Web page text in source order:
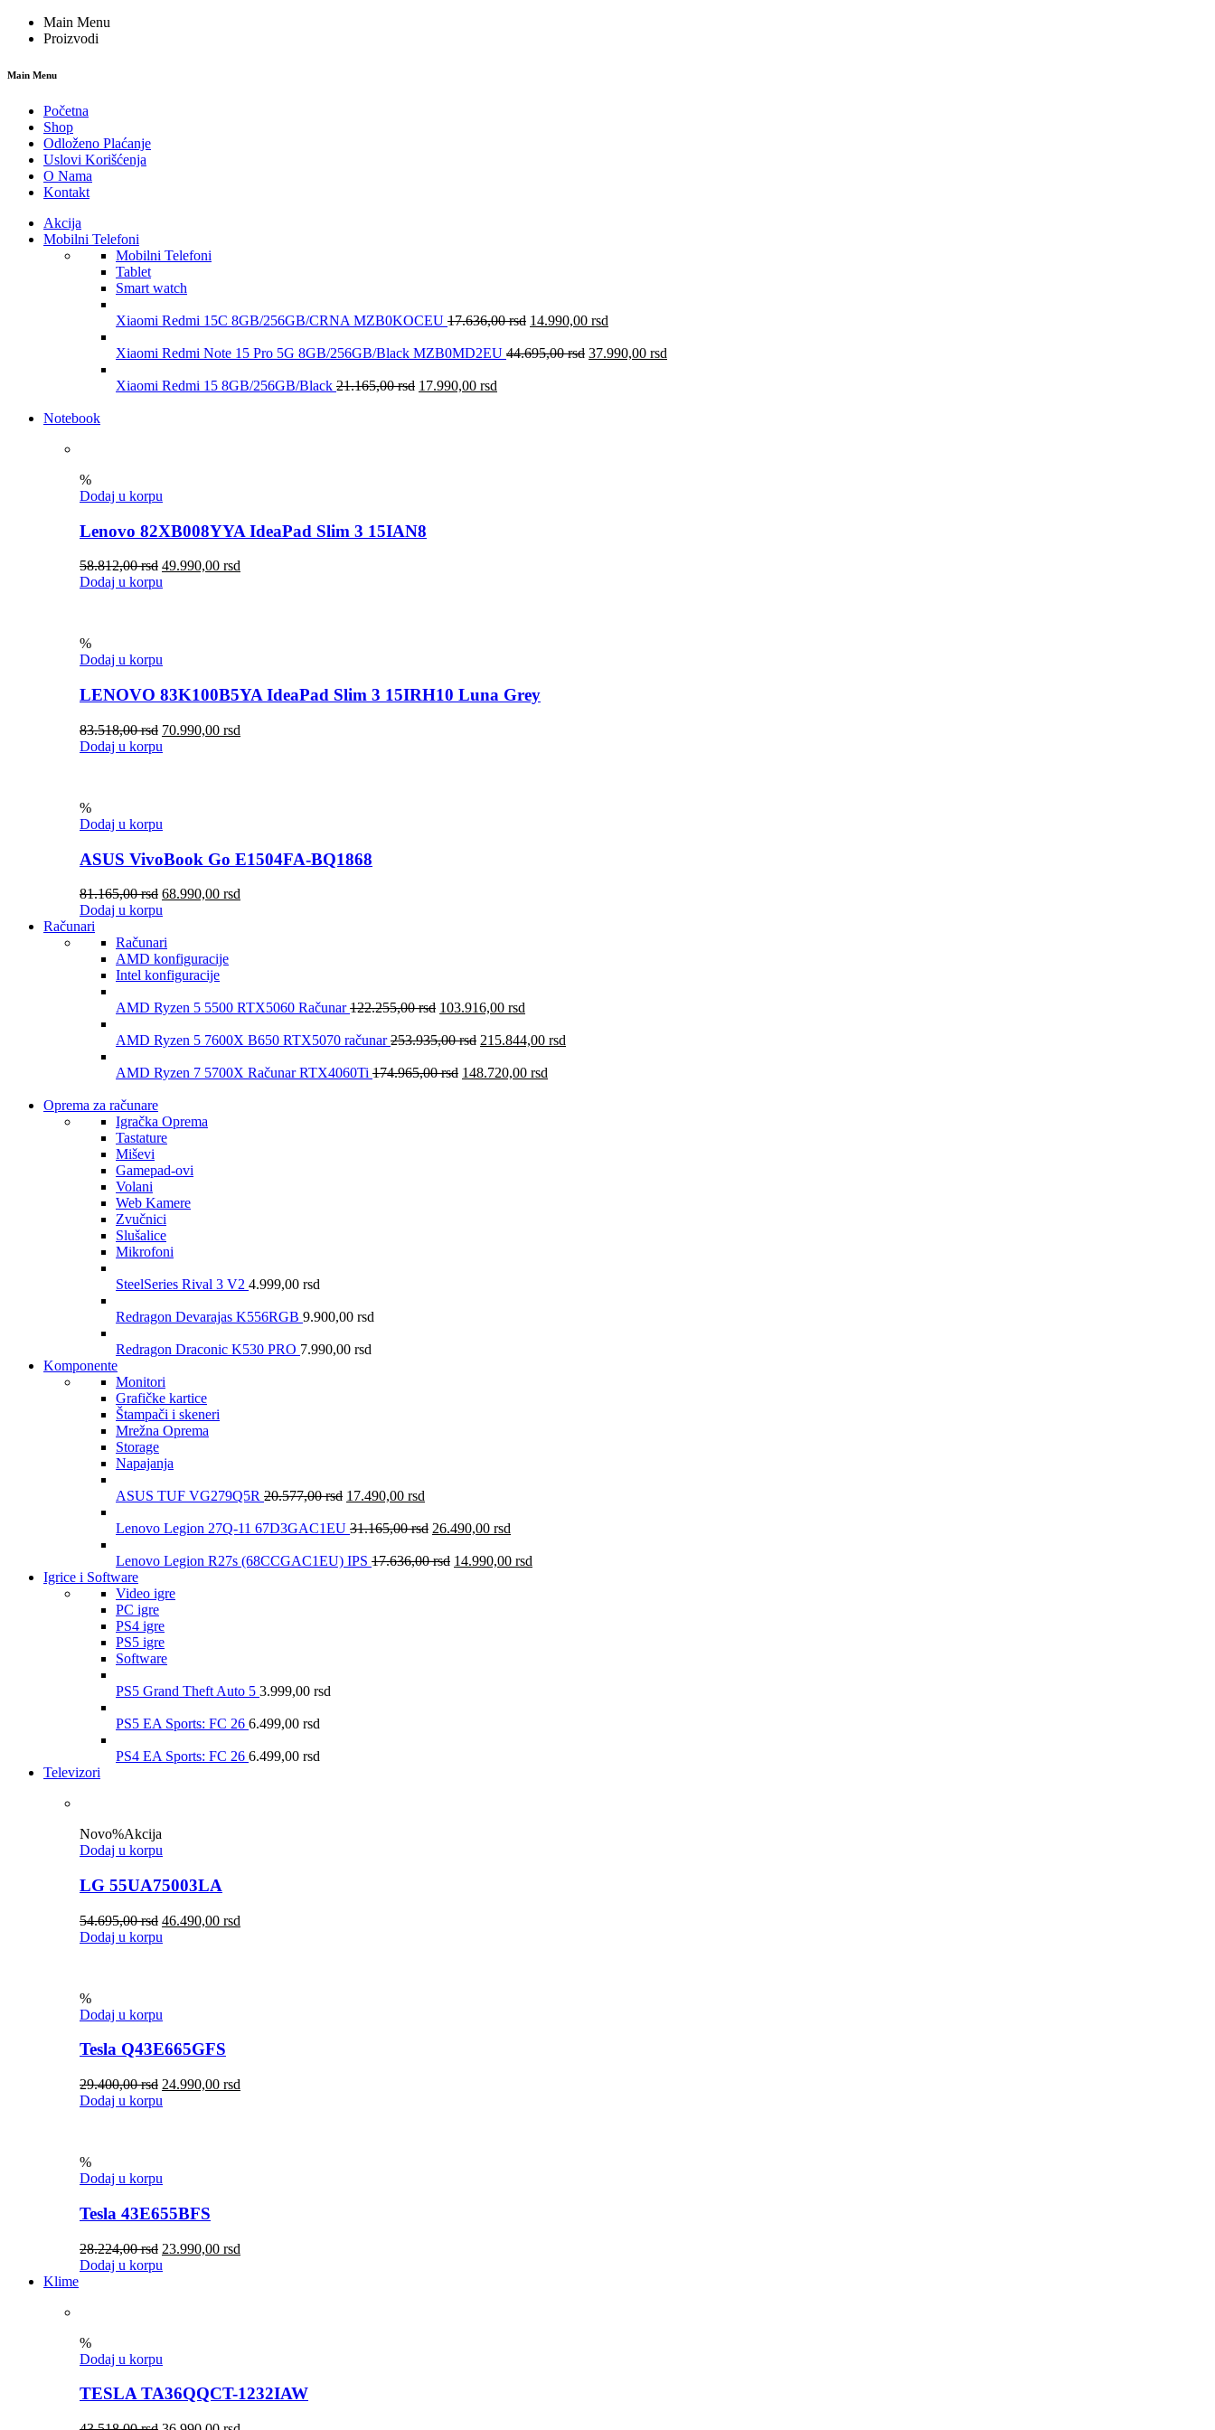
Main Menu
Proizvodi
Main Menu
Početna
Shop
Odloženo Plaćanje
Uslovi Korišćenja
O Nama
Kontakt
Akcija
Mobilni Telefoni
Mobilni Telefoni
Tablet
Smart watch
Xiaomi Redmi 15C 8GB/256GB/CRNA MZB0KOCEU 17.636,00rsd 14.990,00 rsd
Xiaomi Redmi Note 15 Pro 5G 8GB/256GB/Black MZB0MD2EU 44.695,00rsd 37.990,00 rsd
Xiaomi Redmi 15 8GB/256GB/Black 21.165,00rsd 17.990,00 rsd
Notebook
%
Dodaj u korpu
Lenovo 82XB008YYA IdeaPad Slim 3 15IAN8
58.812,00rsd 49.990,00 rsd
Dodaj u korpu
%
Dodaj u korpu
LENOVO 83K100B5YA IdeaPad Slim 3 15IRH10 Luna Grey
83.518,00rsd 70.990,00 rsd
Dodaj u korpu
%
Dodaj u korpu
ASUS VivoBook Go E1504FA-BQ1868
81.165,00rsd 68.990,00 rsd
Dodaj u korpu
Računari
Računari
AMD konfiguracije
Intel konfiguracije
AMD Ryzen 5 5500 RTX5060 Računar122.255,00rsd 103.916,00 rsd
AMD Ryzen 5 7600X B650 RTX5070 računar253.935,00rsd 215.844,00 rsd
AMD Ryzen 7 5700X Računar RTX4060Ti 174.965,00rsd 148.720,00 rsd
Oprema za računare
Igračka Oprema
Tastature
Miševi
Gamepad-ovi
Volani
Web Kamere
Zvučnici
Slušalice
Mikrofoni
SteelSeries Rival 3 V2 4.999,00 rsd
Redragon Devarajas K556RGB 9.900,00 rsd
Redragon Draconic K530 PRO 7.990,00 rsd
Komponente
Monitori
Grafičke kartice
Štampači i skeneri
Mrežna Oprema
Storage
Napajanja
ASUS TUF VG279Q5R 20.577,00rsd 17.490,00 rsd
Lenovo Legion 27Q-11 67D3GAC1EU 31.165,00rsd 26.490,00 rsd
Lenovo Legion R27s (68CCGAC1EU) IPS 17.636,00rsd 14.990,00 rsd
Igrice i Software
Video igre
PC igre
PS4 igre
PS5 igre
Software
PS5 Grand Theft Auto 5 3.999,00 rsd
PS5 EA Sports: FC 26 6.499,00 rsd
PS4 EA Sports: FC 26 6.499,00 rsd
Televizori
Novo%Akcija
Dodaj u korpu
LG 55UA75003LA
54.695,00rsd 46.490,00 rsd
Dodaj u korpu
%
Dodaj u korpu
Tesla Q43E665GFS
29.400,00rsd 24.990,00 rsd
Dodaj u korpu
%
Dodaj u korpu
Tesla 43E655BFS
28.224,00rsd 23.990,00 rsd
Dodaj u korpu
Klime
%
Dodaj u korpu
TESLA TA36QQCT-1232IAW